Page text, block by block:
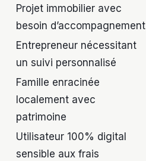
Projet immobilier avec
besoin d’accompagnement
Entrepreneur nécessitant
un suivi personnalisé
Famille enracinée
localement avec
patrimoine
Utilisateur 100% digital
sensible aux frais